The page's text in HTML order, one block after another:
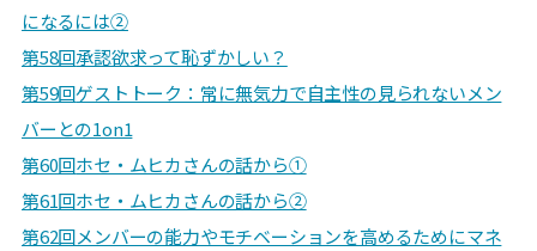
になるには②
第58回承認欲求って恥ずかしい？
第59回ゲストトーク：常に無気力で自主性の見られないメン
バーとの1on1
第60回ホセ・ムヒカさんの話から①
第61回ホセ・ムヒカさんの話から②
第62回メンバーの能力やモチベーションを高めるためにマネ